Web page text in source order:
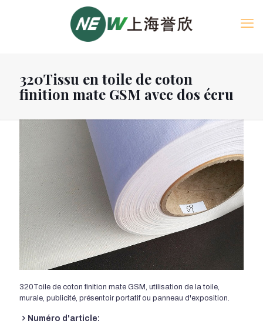
320Tissu en toile de coton
finition mate GSM avec dos écru
320Toile de coton finition mate GSM, utilisation de la toile,
murale, publicité, présentoir portatif ou panneau d'exposition.
Numéro d'article: